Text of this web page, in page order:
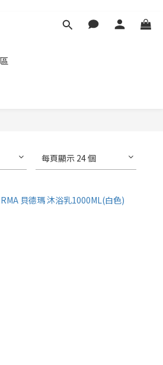
每頁顯示 24 個